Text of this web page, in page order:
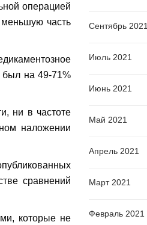
операцией
часть
был на 49-71%
ни в частоте
наложении
сравнений
которые не
Сентябрь 2021
Июль 2021
Июнь 2021
Май 2021
Апрель 2021
Март 2021
Февраль 2021